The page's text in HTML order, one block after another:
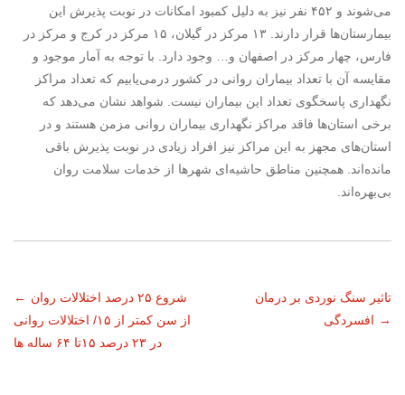
می‌شوند و ۴۵۲ نفر نیز به دلیل کمبود امکانات در نوبت پذیرش این
بیمارستان‌ها قرار دارند. ۱۳ مرکز در گیلان، ۱۵ مرکز در کرج و مرکز در
فارس، چهار مرکز در اصفهان و… وجود دارد. با توجه به آمار موجود و
مقایسه آن با تعداد بیماران روانی در کشور در‌می‌یابیم که تعداد مراکز
نگهداری پاسخگوی تعداد این بیماران نیست. شواهد نشان می‌دهد که
برخی استان‌ها فاقد مراکز نگهداری بیماران‌ روانی مزمن هستند و در
استان‌های مجهز به این مراکز نیز افراد زیادی در نوبت پذیرش باقی‌
مانده‌اند. همچنین مناطق حاشیه‌ای شهرها از خدمات سلامت روان
بی‌بهره‌اند.
ناوبری
نوشته
← شروع ۲۵ درصد اختلالات روان
از سن کمتر از ۱۵/ اختلالات روانی
در ۲۳ درصد ۱۵تا ۶۴ ساله ها
تاثیر سنگ نوردی بر درمان
افسردگی →